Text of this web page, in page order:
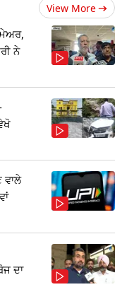
View More
ਨੇ
ਵਾਲੇ
ਦਾ